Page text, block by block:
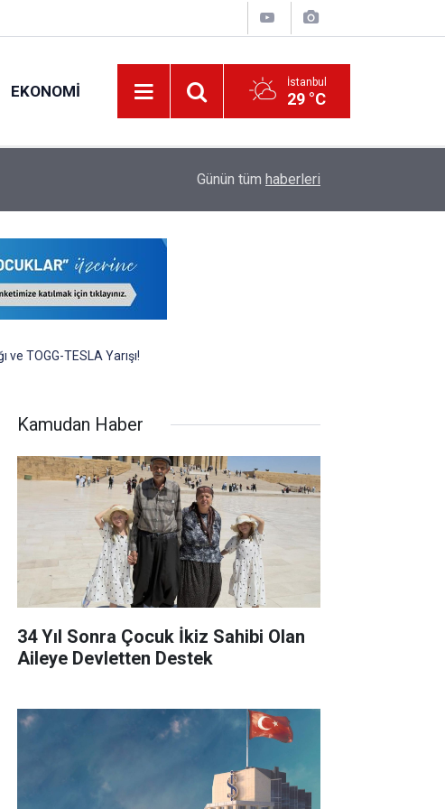
EKONOMI İstanbul
29 °C
34 Yıl Sonra Çocuk İkiz Sahibi Olan Aileye
Günün tüm haberleri
ve TOGG-TESLA Yarışı!
Kamudan Haber
34 Yıl Sonra Çocuk İkiz Sahibi Olan
Aileye Devletten Destek